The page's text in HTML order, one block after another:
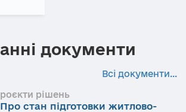
документи
Всі документи...
рішень
Про стан підготовки житлово-